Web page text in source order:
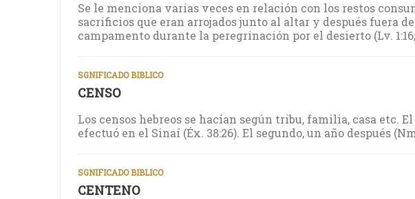
Se le menciona varias veces en relación con los restos
sacrificios que eran arrojados junto al altar y después fuera
campamento durante la peregrinación por el desierto (Lv. 1:16;
SGNIFICADO BIBLICO
CENSO
Los censos hebreos se hacían según tribu, familia, casa etc.
efectuó en el Sinaí (Éx. 38:26). El segundo, un año después
SGNIFICADO BIBLICO
CENTENO